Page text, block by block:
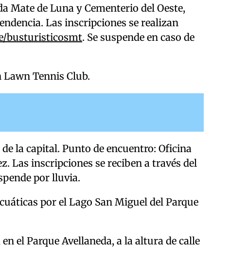
Mate de Luna y Cementerio del Oeste,
Las inscripciones se realizan
busturisticosmt. Se suspende en caso de
Lawn Tennis Club.
la capital. Punto de encuentro: Oficina
Las inscripciones se reciben a través del
por lluvia.
por el Lago San Miguel del Parque
el Parque Avellaneda, a la altura de calle